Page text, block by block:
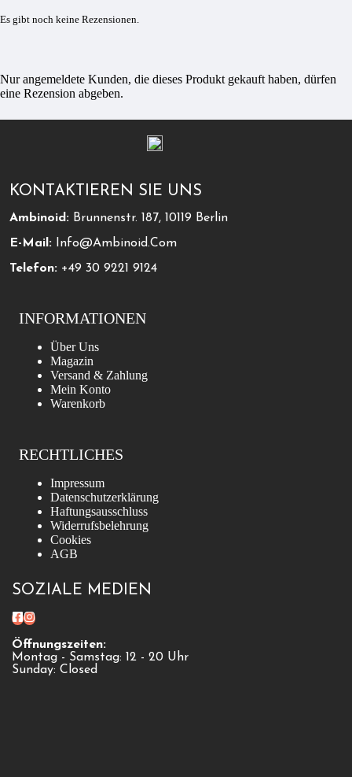
Es gibt noch keine Rezensionen.
Nur angemeldete Kunden, die dieses Produkt gekauft haben, dürfen
eine Rezension abgeben.
KONTAKTIEREN SIE UNS
Ambinoid: Brunnenstr. 187, 10119 Berlin
E-Mail: Info@ambinoid.com
Telefon: +49 30 9221 9124
INFORMATIONEN
Über Uns
Magazin
Versand & Zahlung
Mein Konto
Warenkorb
RECHTLICHES
Impressum
Datenschutzerklärung
Haftungsausschluss
Widerrufsbelehrung
Cookies
AGB
SOZIALE MEDIEN
Öffnungszeiten:
Montag - Samstag: 12 - 20 Uhr
Sunday: Closed